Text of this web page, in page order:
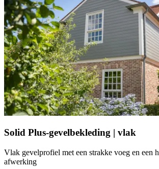
Solid Plus-gevelbekleding | vlak
Vlak gevelprofiel met een strakke voeg en een
afwerking